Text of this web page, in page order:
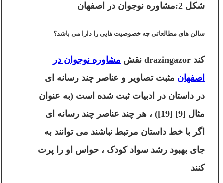
شکل 2:مشاوره نوجوان در اصفهان
سالن های مطالعاتی چه خصوصیت هایی را دارا می باشد؟
کند drazingazor نقش مشاوره نوجوان در
اصفهان مثبت تصاویر و عناصر چند رسانه ای
در داستان در ادبیات ثبت شده است (به عنوان
مثال [9] [19]) ، هر چند عناصر چند رسانه ای
اگر با خط داستان مرتبط نباشند می توانند به
جای بهبود رشد سواد کودک ، حواس او را پرت
کنند